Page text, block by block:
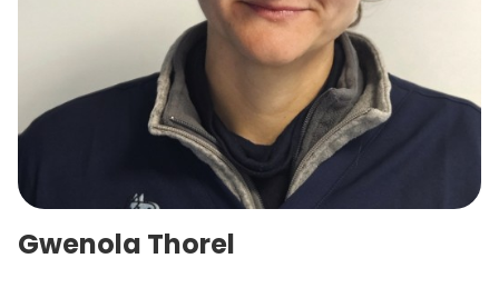
Gwenola Thorel